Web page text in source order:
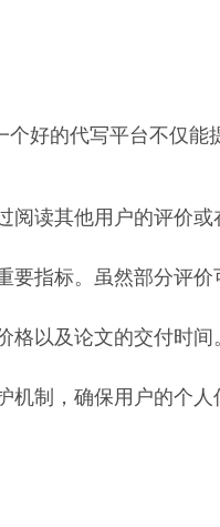
好的代写平台不仅能
阅读其他用户的评价
要指标。虽然部分评
格以及论文的交付时
制，确保用户的个